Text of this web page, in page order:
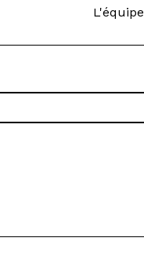
L'équipe